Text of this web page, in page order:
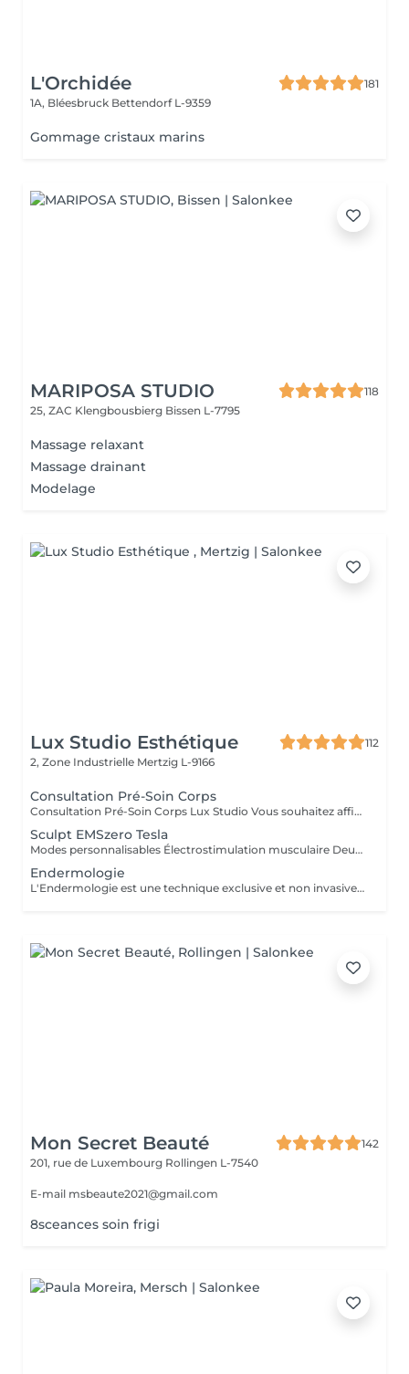
L'Orchidée
181
1A, Bléesbruck Bettendorf L-9359
Gommage cristaux marins
MARIPOSA STUDIO
118
25, ZAC Klengbousbierg Bissen L-7795
Massage relaxant
Massage drainant
Modelage
Lux Studio Esthétique
112
2, Zone Industrielle Mertzig L-9166
Consultation Pré-Soin Corps
Consultation Pré-Soin Corps Lux Studio Vous souhaitez affiner votre silhouette, raffermir votre peau ou éliminer la cellulite, mais vous ne savez pas par où commencer ? Réservez une consultation corporelle personnalisée, incluant une analyse de vos besoins, un bilan esthétique complet et une mini séance test avec nos technologies avancées. Évaluation de votre morphologie et objectifs Diagnostic personnalisé Test de nos appareils (cavitation, radiofréquence, pressothérapie, cryolipolyse, etc.) Conseils experts et plan de traitement sur-mesure Le montant de la consultation est déductible en cas d'achat d'un forfait complet le jour même. Lux Studio Vous souhaitez affiner votre silhouette, raffermir votre peau ou éliminer la cellulite, mais vous ne savez pas par où commencer ? Réservez une consultation corporelle personnalisée, incluant une analyse de vos besoins, un bilan esthétique complet et une mini séance test avec nos technologies avancées. Évaluation de votre morphologie et objectifs Diagnostic personnalisé Test de nos appareils (cavitation, radiofréquence, pressothérapie, cryolipolyse, etc.) Conseils experts et plan de traitement sur-mesure Le montant de la consultation est déductible en cas d'achat d'un forfait complet le jour même.
Sculpt EMSzero Tesla
Modes personnalisables Électrostimulation musculaire Deux poignées indépendantes : contrôlez la puissance indépendamment, permettant des entraînements synchronisés ou individualisés Sûr et non invasif : notre machine est exempte de courant, d'hyperthermie, de rayonnement et ne nécessite aucune période de récupération. Brûlage de graisse et développement musculaire sans effort Gain de temps et d'efforts : seulement 30 minutes d'utilisation équivalent à 30 000 contractions musculaires, l'équivalent d'innombrables rouleaux de ventre ou squats.
Endermologie
L'Endermologie est une technique exclusive et non invasive qui permet de remodeler votre silhouette, de lisser la cellulite et d'améliorer globalement la tonicité de la peau.
Mon Secret Beauté
142
201, rue de Luxembourg Rollingen L-7540
E-mail msbeaute2021@gmail.com
8sceances soin frigi